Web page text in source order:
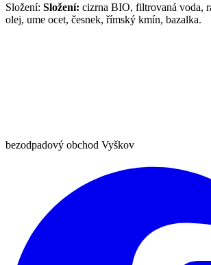
Složení: Složení: cizrna BIO, filtrovaná voda,
olej, ume ocet, česnek, římský kmín, bazalka.
bezodpadový obchod Vyškov